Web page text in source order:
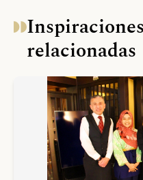
relacionadas